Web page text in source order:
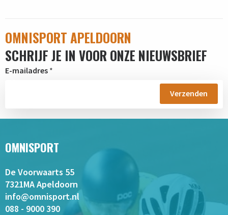
OMNISPORT APELDOORN
SCHRIJF JE IN VOOR ONZE NIEUWSBRIEF
E-mailadres *
OMNISPORT
De Voorwaarts 55
7321MA Apeldoorn
info@omnisport.nl
088 - 9000 390